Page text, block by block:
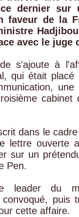
dernier sur
faveur de la
avec le juge
s'ajoute à
qui était
cabinet
dans le
lettre ouverte
sur un
Pen.
leader du
convoqué, puis
cette affaire.